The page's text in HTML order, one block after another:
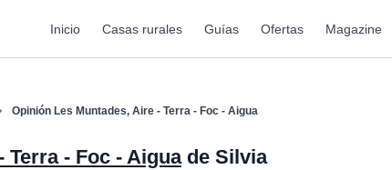
Inicio Casas rurales Guías Ofertas Magazine
Opinión Les Muntades, Aire - Terra - Foc - Aigua
Terra - Foc - Aiguade Silvia